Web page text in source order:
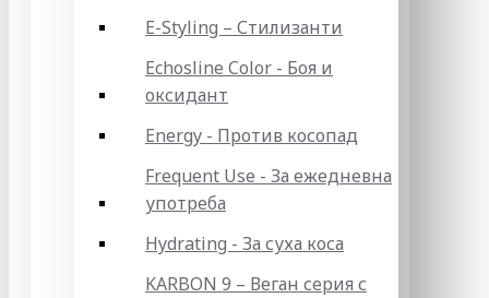
E-Styling – Стилизанти
Echosline Color - Боя и
оксидант
Energy - Против косопад
Frequent Use - За ежедневна
употреба
Hydrating - За суха коса
KARBON 9 – Веган серия с